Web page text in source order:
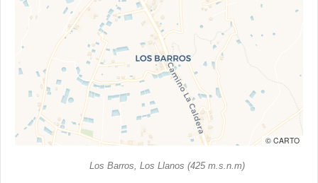
© CARTO
Los Barros, Los Llanos (425 m.s.n.m)